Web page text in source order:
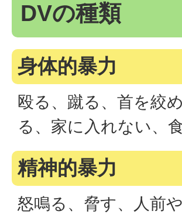
DVの種類
身体的暴力
殴る、蹴る、首を絞
る、家に入れない、
精神的暴力
怒鳴る、脅す、人前